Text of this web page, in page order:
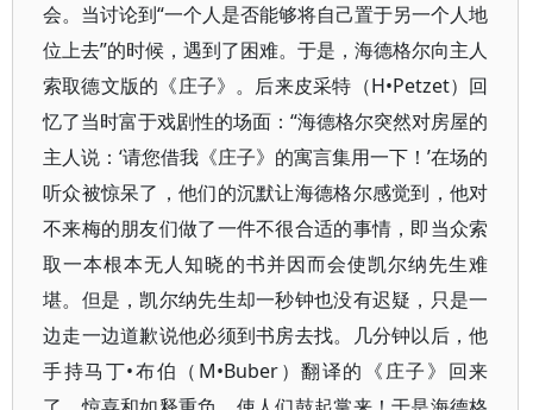
会。当讨论到“一个人是否能够将自己置于另一个人地
位上去”的时候，遇到了困难。于是，海德格尔向主人
索取德文版的《庄子》。后来皮采特（H•Petzet）回
忆了当时富于戏剧性的场面：“海德格尔突然对房屋的
主人说：‘请您借我《庄子》的寓言集用一下！’在场的
听众被惊呆了，他们的沉默让海德格尔感觉到，他对
不来梅的朋友们做了一件不很合适的事情，即当众索
取一本根本无人知晓的书并因而会使凯尔纳先生难
堪。但是，凯尔纳先生却一秒钟也没有迟疑，只是一
边走一边道歉说他必须到书房去找。几分钟以后，他
手持马丁•布伯（M•Buber）翻译的《庄子》回来